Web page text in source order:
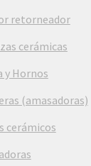
retorneador
cerámicas
y Hornos
(amasadoras)
cerámicos